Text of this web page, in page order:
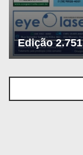
Edição 2.751